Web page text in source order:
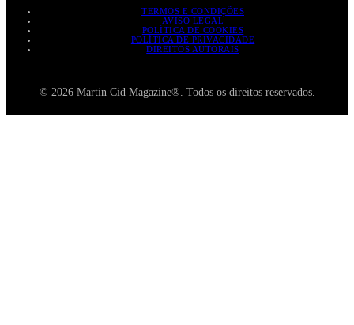
TERMOS E CONDIÇÕES
AVISO LEGAL
POLÍTICA DE COOKIES
POLÍTICA DE PRIVACIDADE
DIREITOS AUTORAIS
© 2026 Martin Cid Magazine®. Todos os direitos reservados.